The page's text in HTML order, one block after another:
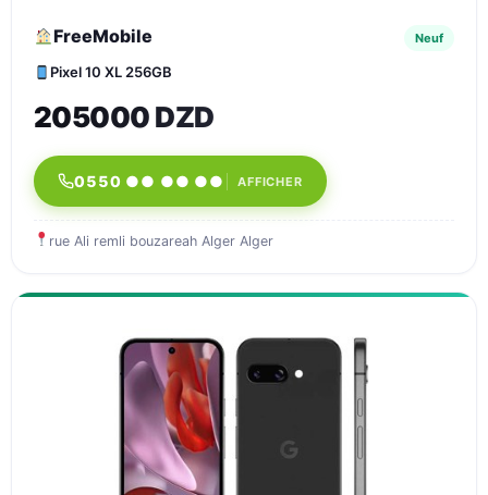
FreeMobile Neuf
Pixel 10 XL 256GB
205000 DZD
0550 ●● ●● ●● AFFICHER
rue Ali remli bouzareah Alger Alger